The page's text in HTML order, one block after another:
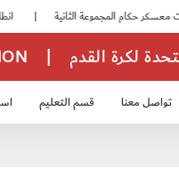
| لكرة القدم
تواصل معنا قسم التعليم